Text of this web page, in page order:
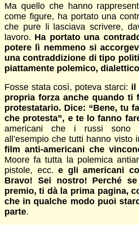
Ma quello che hanno
come figure, ha portato una
che pure li lasciava scrivere,
lavoro. Ha portato una
potere lì nemmeno si
una contraddizione di tipo
piattamente polemico, dialettico
Fosse stata così, poteva starci: il
propria forza anche quando ti
protestatario. Dice: “Bene, tu
che protesta”, e te lo fanno
americani che i russi sono
all’esempio che tutti hanno visto
film anti-americani che
Moore fa tutta la polemica
pistole, ecc.e gli americani
Bravo! Sei nostro! Perché
premio, ti dà la prima pagina,
che in qualche modo puoi
parte.